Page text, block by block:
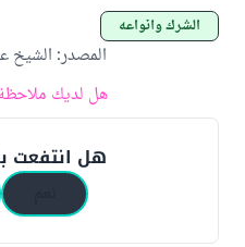
الشرك وأنواعه
المصدر: الشيخ
هل لديك
هل انتفعت